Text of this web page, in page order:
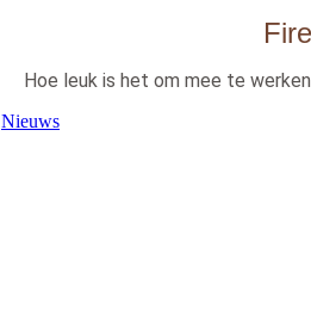
Hoe leuk is het om mee te
Nieuws